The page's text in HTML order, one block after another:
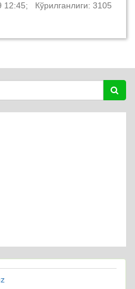
12:45; Кўрилганлиги: 3105